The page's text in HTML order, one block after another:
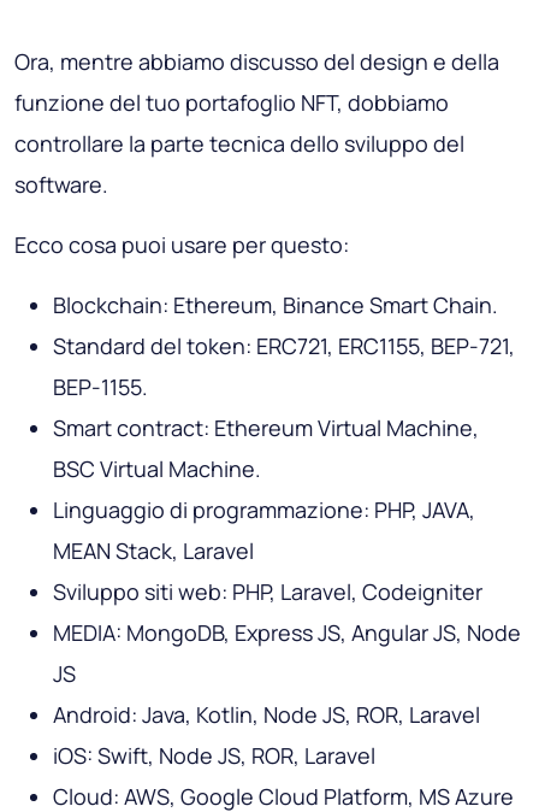
Ora, mentre abbiamo discusso del design e della
funzione del tuo portafoglio NFT, dobbiamo
controllare la parte tecnica dello sviluppo del
software.
Ecco cosa puoi usare per questo:
Blockchain: Ethereum, Binance Smart Chain.
Standard del token: ERC721, ERC1155, BEP-721,
BEP-1155.
Smart contract: Ethereum Virtual Machine,
BSC Virtual Machine.
Linguaggio di programmazione: PHP, JAVA,
MEAN Stack, Laravel
Sviluppo siti web: PHP, Laravel, Codeigniter
MEDIA: MongoDB, Express JS, Angular JS, Node
JS
Android: Java, Kotlin, Node JS, ROR, Laravel
iOS: Swift, Node JS, ROR, Laravel
Cloud: AWS, Google Cloud Platform, MS Azure